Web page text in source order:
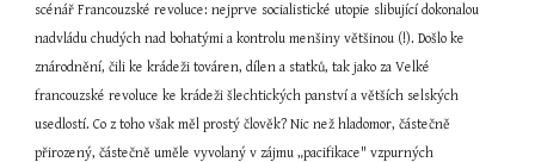
scénář Francouzské revoluce: nejprve socialistické utopie slibující dokonalou
nadvládu chudých nad bohatými a kontrolu menšiny většinou (!). Došlo ke
znárodnění, čili ke krádeži továren, dílen a statků, tak jako za Velké
francouzské revoluce ke krádeži šlechtických panství a větších selských
usedlostí. Co z toho však měl prostý člověk? Nic než hladomor, částečně
přirozený, částečně uměle vyvolaný v zájmu „pacifikace" vzpurných